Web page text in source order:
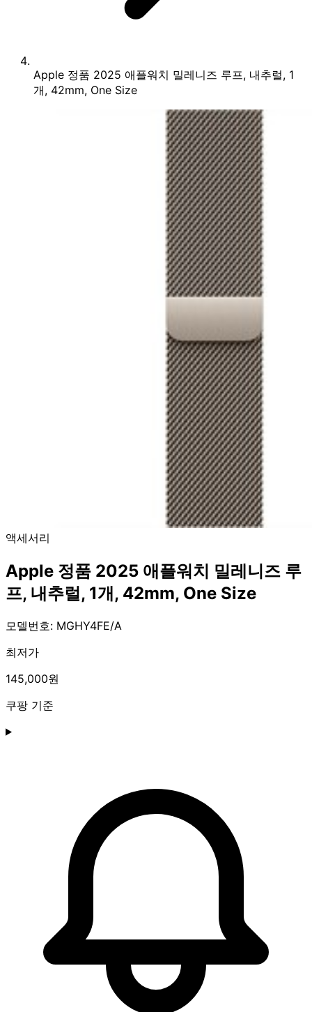
Apple 정품 2025 애플워치 밀레니즈 루프, 내추럴, 1
개, 42mm, One Size
액세서리
Apple 정품 2025 애플워치 밀레니즈 루
프, 내추럴, 1개, 42mm, One Size
모델번호: MGHY4FE/A
최저가
145,000원
쿠팡 기준